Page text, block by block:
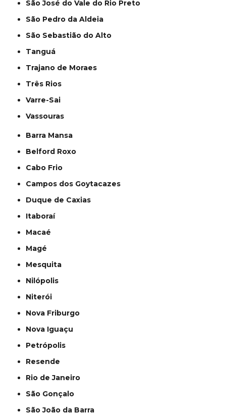
São José do Vale do Rio Preto
São Pedro da Aldeia
São Sebastião do Alto
Tanguá
Trajano de Moraes
Três Rios
Varre-Sai
Vassouras
Barra Mansa
Belford Roxo
Cabo Frio
Campos dos Goytacazes
Duque de Caxias
Itaboraí
Macaé
Magé
Mesquita
Nilópolis
Niterói
Nova Friburgo
Nova Iguaçu
Petrópolis
Resende
Rio de Janeiro
São Gonçalo
São João da Barra